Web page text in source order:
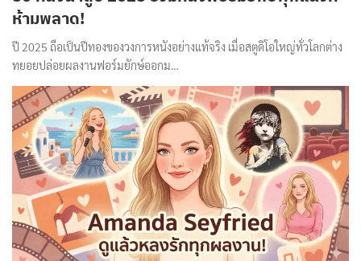
ห้ามพลาด!
ปี 2025 ถือเป็นปีทองของวงการหนังอย่างแท้จริง เมื่อสตูดิโอใหญ่ทั่วโลกต่าง
ทยอยปล่อยผลงานฟอร์มยักษ์ออกม…